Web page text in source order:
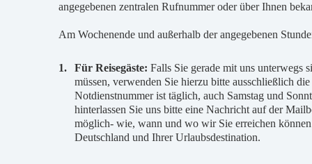
angegebenen zentralen Rufnummer oder über Ihnen
Am Wochenende und außerhalb der angegebenen
1. Für Reisegäste: Falls Sie gerade mit uns unterwegs
müssen, verwenden Sie hierzu bitte ausschließlich
Notdienstnummer ist täglich, auch Samstag und
hinterlassen Sie uns bitte eine Nachricht auf der
möglich- wie, wann und wo wir Sie erreichen
Deutschland und Ihrer Urlaubsdestination.